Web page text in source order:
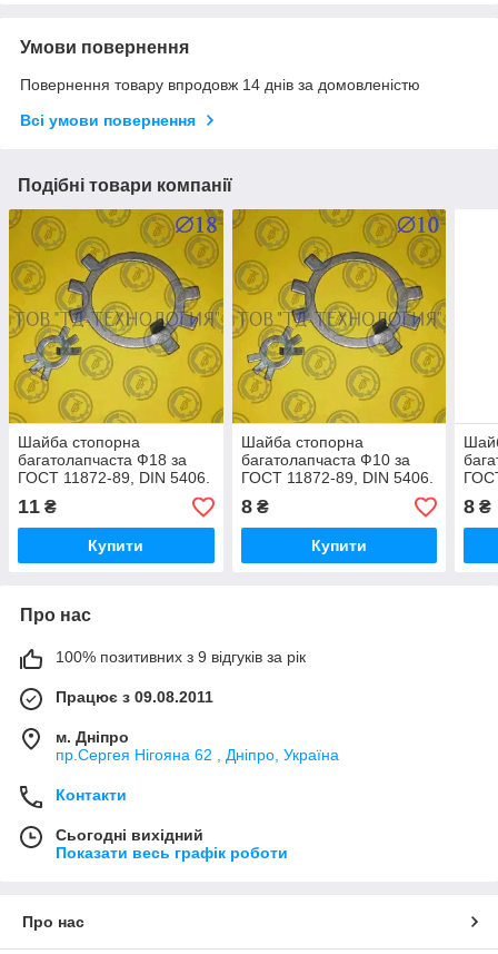
Умови повернення
Повернення товару впродовж 14 днів за домовленістю
Всі умови повернення
Подібні товари компанії
Шайба стопорна
багатолапчаста Ф18 за
ГОСТ 11872-89, DIN 5406.
11 ₴
Купити
Шайба стопорна
багатолапчаста Ф10 за
ГОСТ 11872-89, DIN 5406.
8₴
Купити
8 ₴
Про нас
100% позитивних з 9 відгуків за рік
Працює з 09.08.2011
м. Дніпро
пр.Сергея Нігояна 62 , Дніпро, Україна
Контакти
Сьогодні вихідний
Показати весь графік роботи
Про нас